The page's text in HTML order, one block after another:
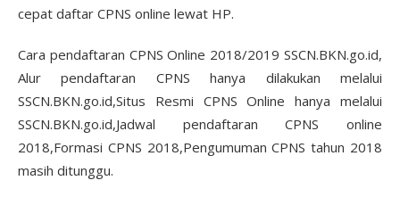
cepat daftar CPNS online lewat HP.
Cara pendaftaran CPNS Online 2018/2019 SSCN.BKN.go.id,
Alur pendaftaran CPNS hanya dilakukan melalui
SSCN.BKN.go.id,Situs Resmi CPNS Online hanya melalui
SSCN.BKN.go.id,Jadwal pendaftaran CPNS online
2018,Formasi CPNS 2018,Pengumuman CPNS tahun 2018
masih ditunggu.